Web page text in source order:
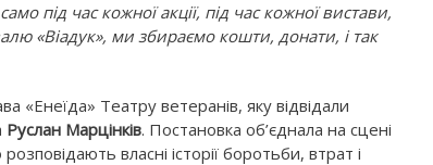
під час кожної акції, під час кожної вистави,
«Віадук», ми збираємо кошти, донати, і так
«Енеїда» Театру ветеранів, яку відвідали
Руслан Марцінків. Постановка об’єднала на сцені
власні історії боротьби, втрат і